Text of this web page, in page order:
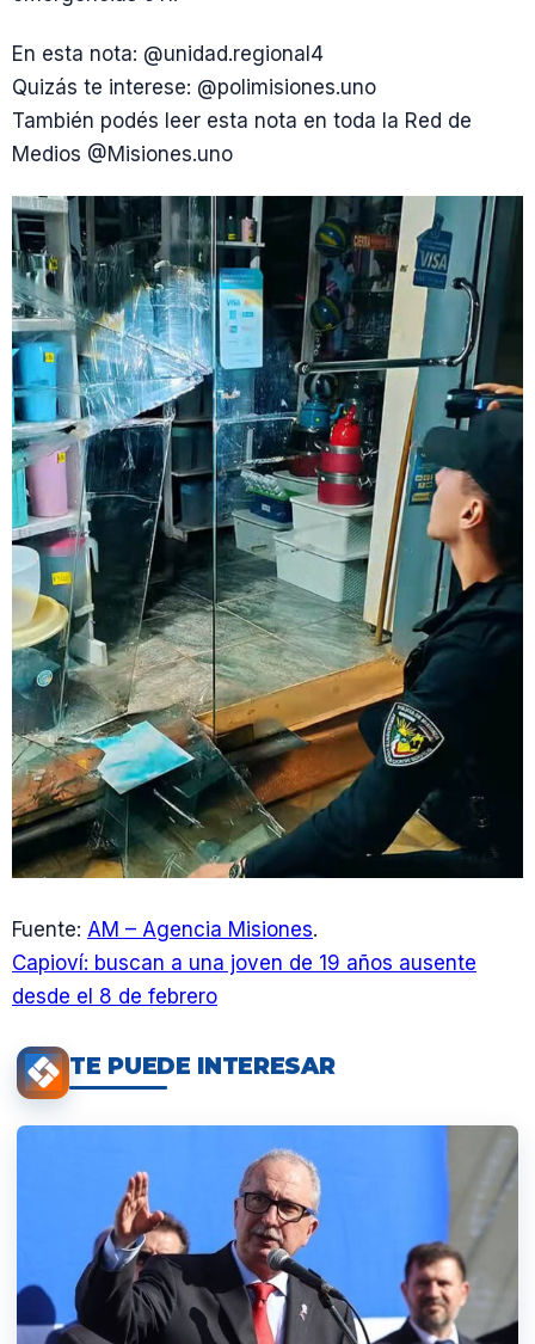
En esta nota: @unidad.regional4
Quizás te interese: @polimisiones.uno
También podés leer esta nota en toda la Red de
Medios @Misiones.uno
Fuente: AM – Agencia Misiones.
Capioví: buscan a una joven de 19 años ausente
desde el 8 de febrero
TE PUEDE INTERESAR